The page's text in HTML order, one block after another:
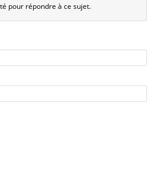
pour répondre à ce sujet.